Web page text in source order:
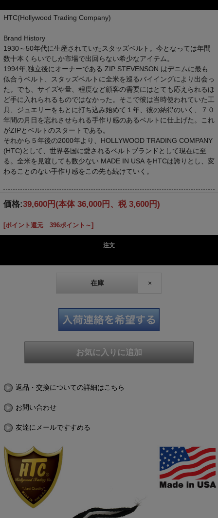
HTC(Hollywood Trading Company)
Brand History
1930～50年代に生産されていたスタッズベルト。今となっては年間
数十本くらいでしか市場で出回らない希少なアイテム。
1994年,独立後にオーナーである ZIP STEVENSON はデニムに最も
似合うベルト、スタッズベルトに全米を巡るバイイングにより出会っ
た。でも、サイズや量、程度など顧客の需要にはとても応えられるほ
ど手に入れられるものではなかった。そこで彼は当時使われていた工
具、ジュエリーをもとに打ち込み始めて１年、彼の納得のいく、７０
年間の月日を忘れさせられる手作り感のあるベルトに仕上げた。これ
がZIPとベルトのスタートである。
それから５年後の2000年より、HOLLYWOOD TRADING COMPANY
(HTC)として、世界各国に愛されるベルトブランドとして現在に至
る。全米を見渡しても数少ない MADE IN USA をHTCは誇りとし、変
わることのない手作り感をこの先も続けていく。
価格:39,600円 (本体 36,000円、税 3,600円)
[ポイント還元 396ポイント～]
注文
在庫 ×
返品・交換についての詳細はこちら
お問い合わせ
友達にメールですすめる